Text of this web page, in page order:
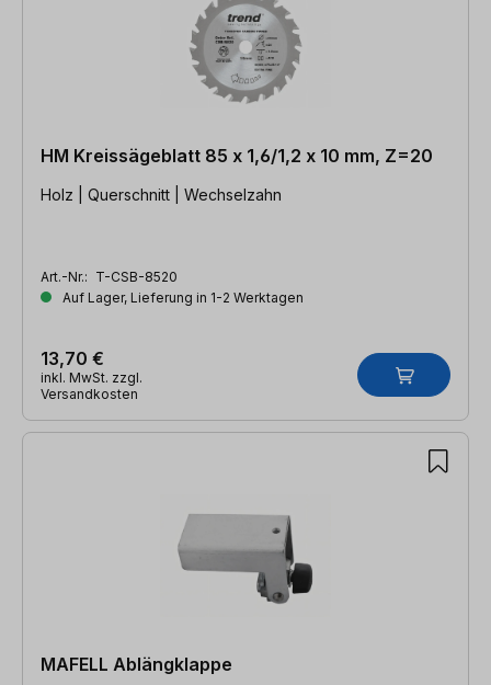
HM Kreissägeblatt 85 x 1,6/1,2 x 10 mm, Z=20
Holz | Querschnitt | Wechselzahn
Art.-Nr.: T-CSB-8520
Auf Lager, Lieferung in 1-2 Werktagen
13,70 €
inkl. MwSt. zzgl.
Versandkosten
MAFELL Ablängklappe